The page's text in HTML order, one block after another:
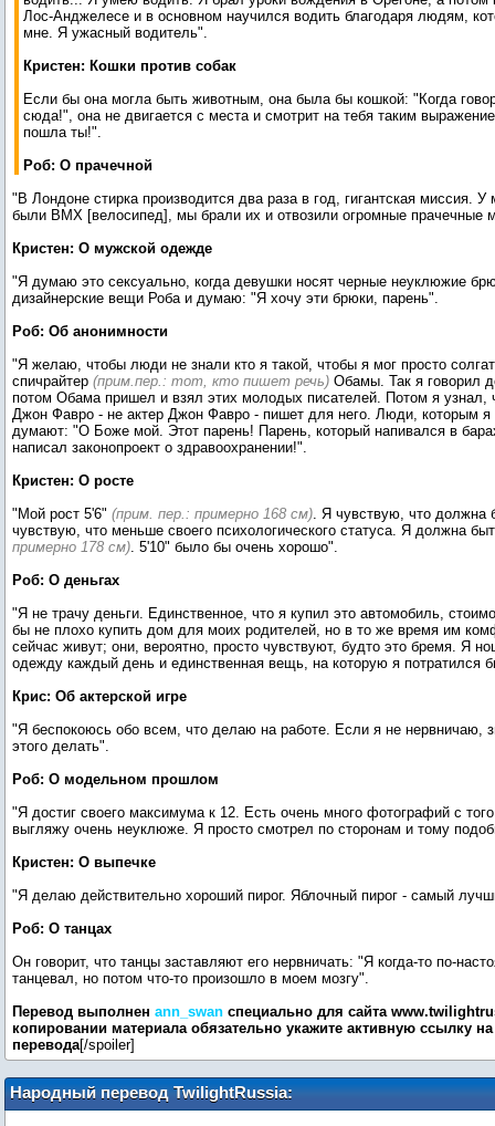
Лос-Анджелесе и в основном научился водить благодаря людям,
мне. Я ужасный водитель".
Кристен: Кошки против собак
Если бы она могла быть животным, она была бы кошкой: "Когда
сюда!", она не двигается с места и смотрит на тебя таким
пошла ты!".
Роб: О прачечной
"В Лондоне стирка производится два раза в год, гигантская миссия.
были BMX [велосипед], мы брали их и отвозили огромные прачечные
Кристен: О мужской одежде
"Я думаю это сексуально, когда девушки носят черные неуклюжие
дизайнерские вещи Роба и думаю: "Я хочу эти брюки, парень".
Роб: Об анонимности
"Я желаю, чтобы люди не знали кто я такой, чтобы я мог просто
спичрайтер (прим.пер.: тот, кто пишет речь) Обамы. Так я говорил
потом Обама пришел и взял этих молодых писателей. Потом я узнал,
Джон Фавро - не актер Джон Фавро - пишет для него. Люди, которым я
думают: "О Боже мой. Этот парень! Парень, который напивался в
написал законопроект о здравоохранении!".
Кристен: О росте
"Мой рост 5'6" (прим. пер.: примерно 168 см). Я чувствую, что должна
чувствую, что меньше своего психологического статуса. Я должна
примерно 178 см). 5'10" было бы очень хорошо".
Роб: О деньгах
"Я не трачу деньги. Единственное, что я купил это автомобиль,
бы не плохо купить дом для моих родителей, но в то же время им
сейчас живут; они, вероятно, просто чувствуют, будто это бремя. Я
одежду каждый день и единственная вещь, на которую я потратился
Крис: Об актерской игре
"Я беспокоюсь обо всем, что делаю на работе. Если я не нервничаю,
этого делать".
Роб: О модельном прошлом
"Я достиг своего максимума к 12. Есть очень много фотографий с
выгляжу очень неуклюже. Я просто смотрел по сторонам и тому
Кристен: О выпечке
"Я делаю действительно хороший пирог. Яблочный пирог - самый
Роб: О танцах
Он говорит, что танцы заставляют его нервничать: "Я когда-то по-
танцевал, но потом что-то произошло в моем мозгу".
Перевод выполнен ann_swan специально для сайта
копировании материала обязательно укажите активную ссылку на
перевода[/spoiler]
Народный перевод TwilightRussia:
Прекрасная тьма (Хроники магов-2)